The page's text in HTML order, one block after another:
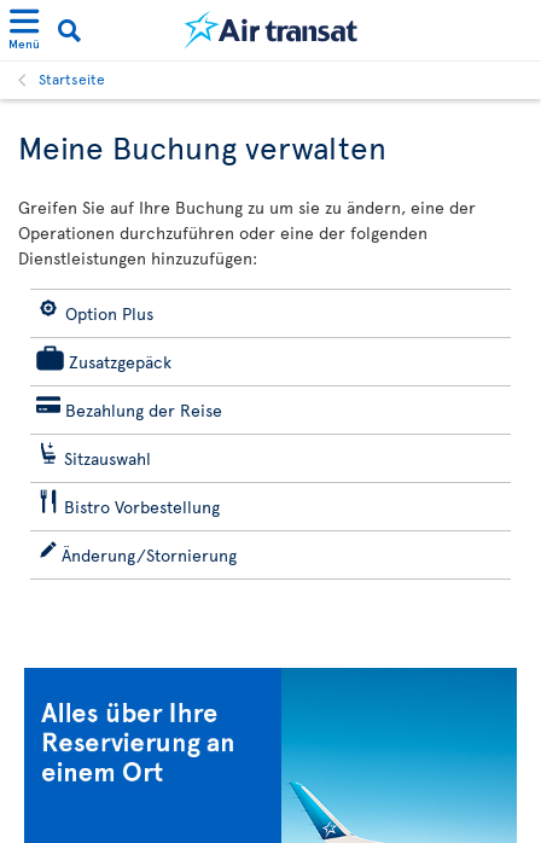
Menü
Startseite
Meine Buchung verwalten
Greifen Sie auf Ihre Buchung zu um sie zu ändern, eine der
Operationen durchzuführen oder eine der folgenden
Dienstleistungen hinzuzufügen:
Option Plus
Zusatzgepäck
Bezahlung der Reise
Sitzauswahl
Bistro Vorbestellung
Änderung/Stornierung